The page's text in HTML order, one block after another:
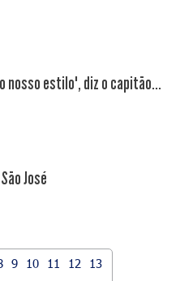
nosso estilo", diz o capitão...
José
9 10 11 12
13